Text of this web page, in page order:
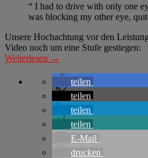
“ I had to drive with only one
was blocking my other eye,
Unsere Hochachtung vor den
Video noch um eine Stufe gestiegen:
Weiterlesen →
teilen
teilen
teilen
teilen
E-Mail
drucken